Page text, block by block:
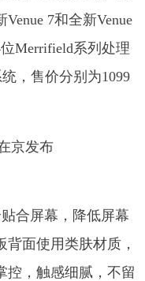
7和全新Venue
Merrifield系列处理
，售价分别为1099
贴合屏幕，降低屏幕
面使用类肤材质，
控，触感细腻，不留